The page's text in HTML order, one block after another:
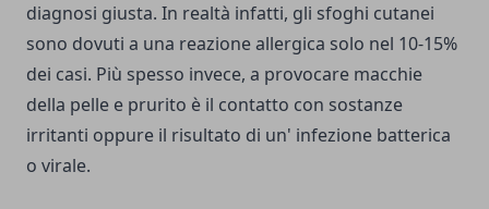
diagnosi giusta. In realtà infatti, gli sfoghi cutanei
sono dovuti a una reazione allergica solo nel 10-15%
dei casi. Più spesso invece, a provocare macchie
della pelle e prurito è il contatto con sostanze
irritanti oppure il risultato di un' infezione batterica
o virale.